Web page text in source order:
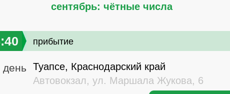
сентябрь: чётные числа
прибытие
день
Туапсе, Краснодарский край
Автовокзал, ул. Маршала Жукова, 6